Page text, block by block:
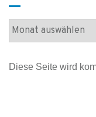
A
h
Diese Seite wird